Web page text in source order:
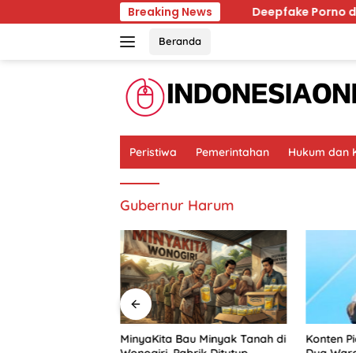
to
Breaking News
Ingatan Dunia Deepfake Porno di Solo,
Beranda
Peristiwa Pemerintahan Hukum dan
Gubernur Harum
MinyaKita Bau Minyak Tanah di
Konten